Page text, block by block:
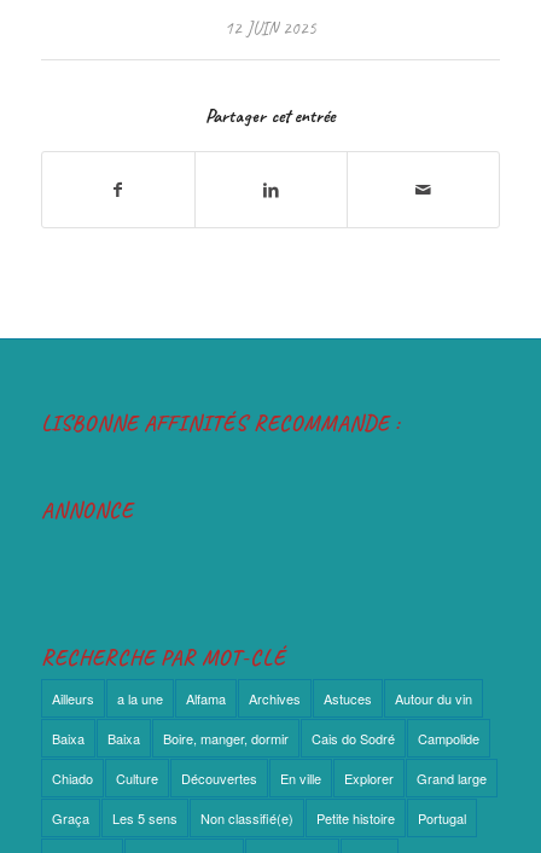
12 JUIN 2025
Partager cet entrée
LISBONNE AFFINITÉS RECOMMANDE :
ANNONCE
RECHERCHE PAR MOT-CLÉ
Ailleurs a la une Alfama Archives Astuces Autour du vin
Baixa Baixa Boire, manger, dormir Cais do Sodré Campolide
Chiado Culture Découvertes En ville Explorer Grand large
Graça Les 5 sens Non classifié(e) Petite histoire Portugal